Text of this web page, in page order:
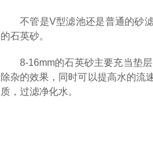
不管是V型滤池还是普通的砂
的石英砂。
8-16mm的石英砂主要充当垫
除杂的效果，同时可以提高水的流
质，过滤净化水。